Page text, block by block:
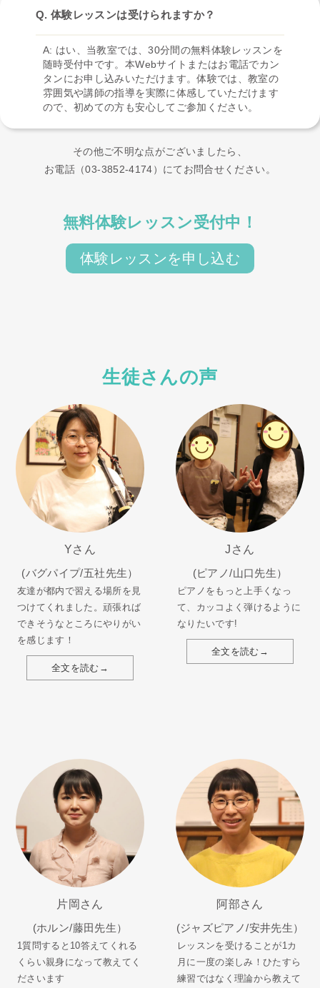
Q. 体験レッスンは受けられますか？
A: はい、当教室では、30分間の無料体験レッスンを
随時受付中です。本Webサイトまたはお電話でカン
タンにお申し込みいただけます。体験では、教室の
雰囲気や講師の指導を実際に体感していただけます
ので、初めての方も安心してご参加ください。
その他ご不明な点がございましたら、
お電話（03-3852-4174）にてお問合せください。
無料体験レッスン受付中！
体験レッスンを申し込む
生徒さんの声
Yさん
(バグパイプ/五社先生）
友達が都内で習える場所を見
つけてくれました。頑張れば
できそうなところにやりがい
を感じます！
全文を読む→
Jさん
(ピアノ/山口先生）
ピアノをもっと上手くなっ
て、カッコよく弾けるように
なりたいです!
全文を読む→
片岡さん
(ホルン/藤田先生）
1質問すると10答えてくれる
くらい親身になって教えてく
ださいます
阿部さん
(ジャズピアノ/安井先生）
レッスンを受けることが1カ
月に一度の楽しみ！ひたすら
練習ではなく理論から教えて